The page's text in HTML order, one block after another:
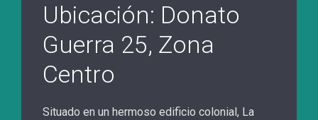
Ubicación: Donato
Guerra 25, Zona
Centro
Situado en un hermoso edificio colonial, La